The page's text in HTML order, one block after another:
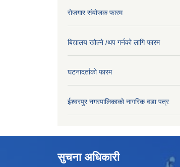
रोजगार संयोजक फारम
बिद्यालय खोल्ने /थप गर्नको लागि फारम
घटनादर्ताको फारम
ईश्वरपुर नगरपालिकाको नागरिक वडा पत्र
सुचना अधिकारी